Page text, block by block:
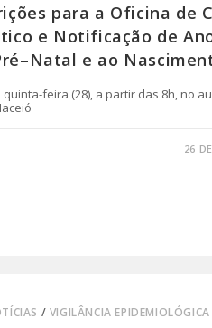
para a Oficina de
e Notificação de
e ao
feira (28), a partir das 8h, no
26
/ VIGILÂNCIA EPIDEMIOLÓGICA